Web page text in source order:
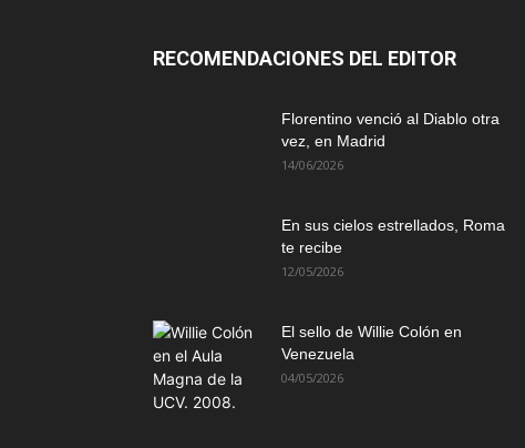
RECOMENDACIONES DEL EDITOR
Florentino venció al Diablo otra
vez, en Madrid
14/06/2026
En sus cielos estrellados, Roma
te recibe
12/05/2026
El sello de Willie Colón en
Venezuela
04/05/2026